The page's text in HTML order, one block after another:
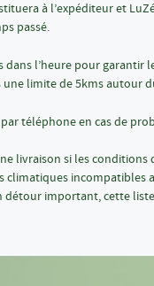
à l’expéditeur et
passé.
l’heure pour garantir
limite de 5kms autour
téléphone en cas de
livraison si les conditions
climatiques incompatibles
important, cette